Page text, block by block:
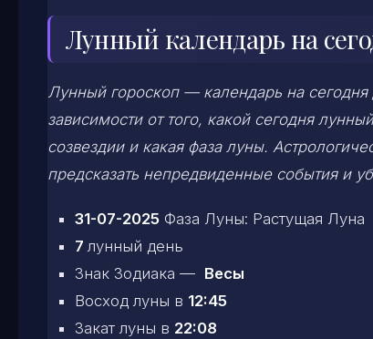
Лунный календарь на
Лунный гороскоп — календарь на
зависимости от того, какой сегодня
созвездии и какая фаза луны.
предсказать непредвиденные события и
31-07-2025 Фаза Луны: Растущая Луна
7лунный день
Знак Зодиака — Весы
Восход луны в 12:45
Закат луны в 22:08